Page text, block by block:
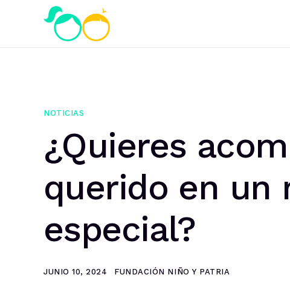
NOTICIAS
¿Quieres
querido en un
especial?
JUNIO 10, 2024 FUNDACIÓN NIÑO Y PATRIA